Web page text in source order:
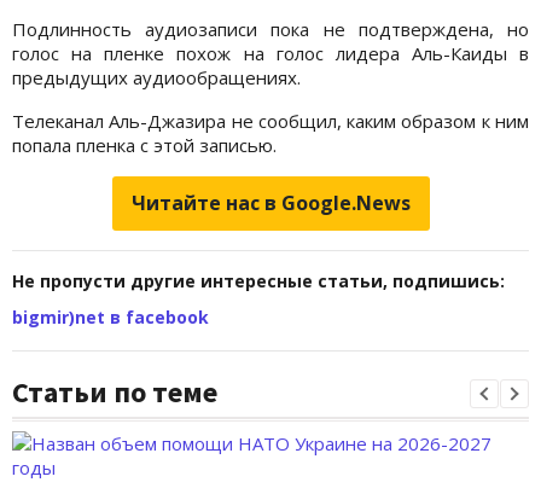
Подлинность аудиозаписи пока не подтверждена, но
голос на пленке похож на голос лидера Аль-Каиды в
предыдущих аудиообращениях.
Телеканал Аль-Джазира не сообщил, каким образом к ним
попала пленка с этой записью.
Читайте нас в Google.News
Не пропусти другие интересные статьи, подпишись:
bigmir)net в facebook
Статьи по теме